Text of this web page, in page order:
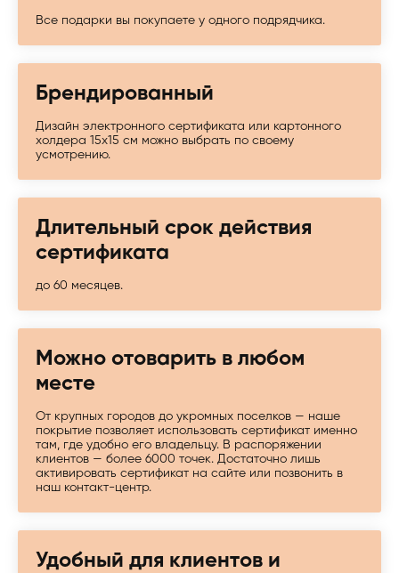
Все подарки вы покупаете у одного подрядчика.
Брендированный
Дизайн электронного сертификата или картонного
холдера 15х15 см можно выбрать по своему
усмотрению.
Длительный срок действия
сертификата
до 60 месяцев.
Можно отоварить в любом
месте
От крупных городов до укромных поселков — наше
покрытие позволяет использовать сертификат именно
там, где удобно его владельцу. В распоряжении
клиентов — более 6000 точек. Достаточно лишь
активировать сертификат на сайте или позвонить в
наш контакт-центр.
Удобный для клиентов и